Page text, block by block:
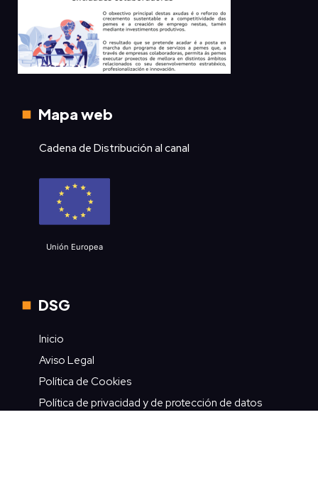
Mapa web
Cadena de Distribución al canal
Unión Europea
DSG
Inicio
Aviso Legal
Política de Cookies
Política de privacidad y de protección de datos